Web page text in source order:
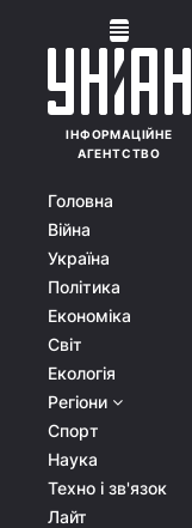
ІНФОРМАЦІЙНЕ
АГЕНТСТВО
Головна
Війна
Україна
Політика
Економіка
Світ
Екологія
Регіони
Спорт
Наука
Техно і зв'язок
Лайт